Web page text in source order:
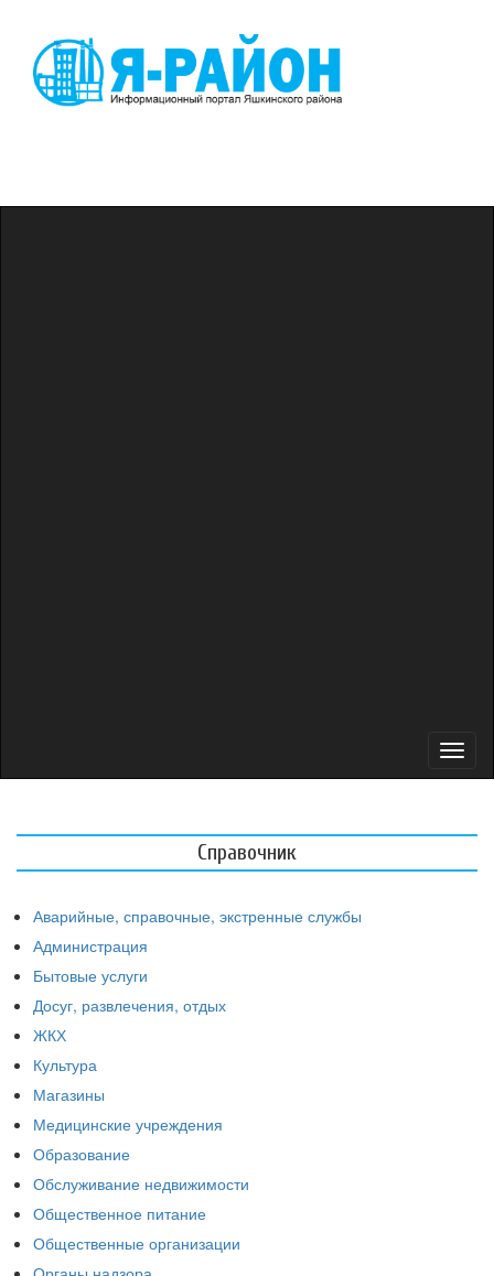
Справочник
Аварийные, справочные, экстренные службы
Администрация
Бытовые услуги
Досуг, развлечения, отдых
ЖКХ
Культура
Магазины
Медицинские учреждения
Образование
Обслуживание недвижимости
Общественное питание
Общественные организации